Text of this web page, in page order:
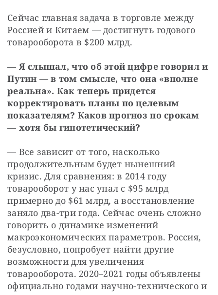
Сейчас главная задача в торговле между
Россией и Китаем — достигнуть годового
товарооборота в $200 млрд.
— Я слышал, что об этой цифре говорил и
Путин — в том смысле, что она «вполне
реальна». Как теперь придется
корректировать планы по целевым
показателям? Каков прогноз по срокам
— хотя бы гипотетический?
— Все зависит от того, насколько
продолжительным будет нынешний
кризис. Для сравнения: в 2014 году
товарооборот у нас упал с $95 млрд
примерно до $61 млрд, а восстановление
заняло два-три года. Сейчас очень сложно
говорить о динамике изменений
макроэкономических параметров. Россия,
безусловно, попробует найти другие
возможности для увеличения
товарооборота. 2020–2021 годы объявлены
официально годами научно-технического и